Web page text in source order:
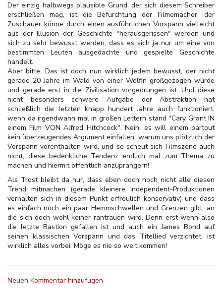
Der einzig halbwegs plausible Grund, der sich diesem Schreiber
erschließen mag, ist die Befürchtung der Filmemacher, der
Zuschauer könne durch einen ausführlichen Vorspann vielleicht
aus der Illusion der Geschichte "herausgerissen" werden und
sich zu sehr bewusst werden, dass es sich ja nur um eine von
bestimmten Leuten ausgedachte und gespielte Geschichte
handelt.
Aber bitte: Das ist doch nun wirklich jedem bewusst, der nicht
gerade 20 Jahre im Wald von einer Wölfin großgezogen wurde
und gerade erst in die Zivilisation vorgedrungen ist. Und diese
nicht besonders schwere Aufgabe der Abstraktion hat
schließlich die letzten knapp hundert Jahre auch funktioniert,
wenn da irgendwann mal in großen Lettern stand "Cary Grant IN
einem Film VON Alfred Hitchcock". Nein, es will einem partout
kein überzeugendes Argument einfallen, warum uns plötzlich der
Vorspann vorenthalten wird, und so scheut sich Filmszene auch
nicht, diese bedenkliche Tendenz endlich mal zum Thema zu
machen und hiermit öffentlich anzuprangern!
Als Trost bleibt da nur, dass eben doch noch nicht alle diesen
Trend mitmachen (gerade kleinere Independent-Produktionen
verhalten sich in diesem Punkt erfreulich konservativ) und dass
es einfach noch ein paar Hemmschwellen und Grenzen gibt, an
die sich doch wohl keiner rantrauen wird. Denn erst wenn also
die letzte Bastion gefallen ist und auch ein James Bond auf
seinen klassischen Vorspann und das Titellied verzichtet, ist
wirklich alles vorbei. Möge es nie so weit kommen!
Neuen Kommentar hinzufügen